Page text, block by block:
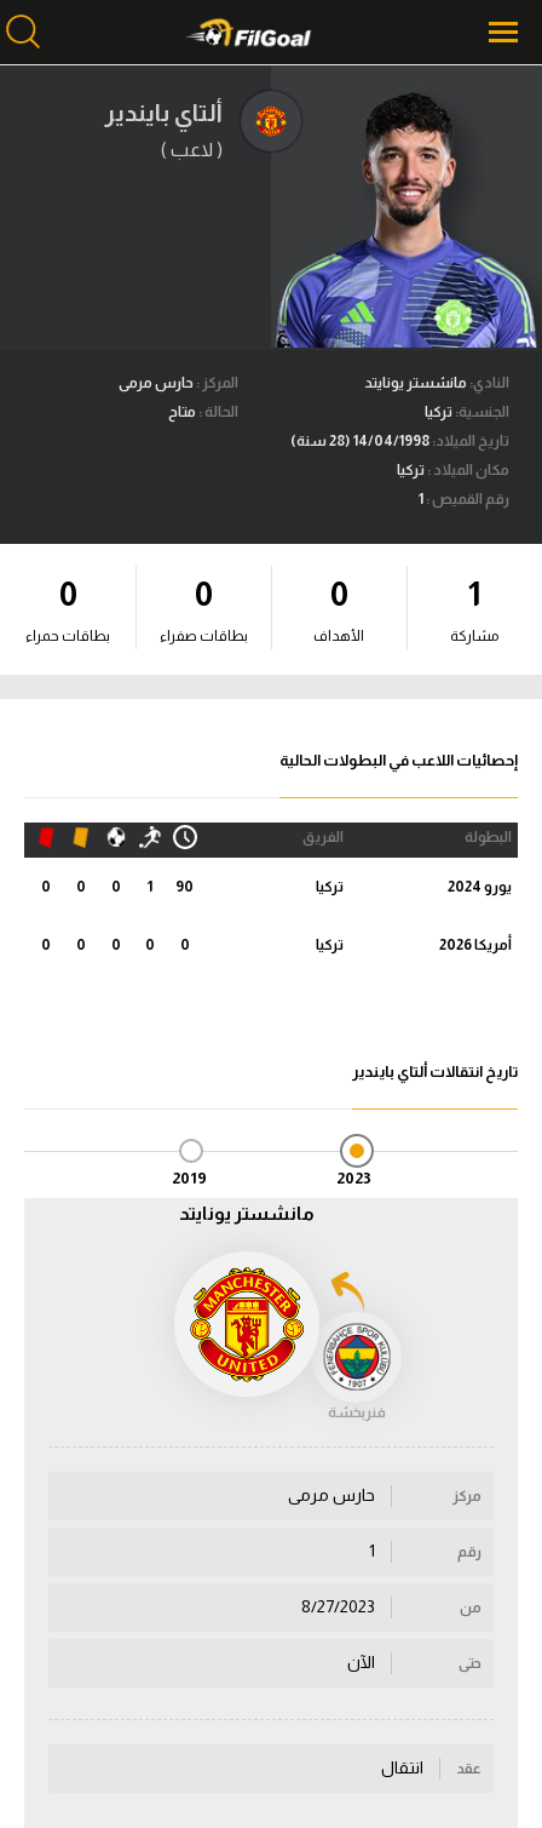
محتوى إخباري
الرئيسية
أخبار
مباريات
ميركاتو
فانتازي في الجول
مسابقة التوقعات
فيديوهات
آراء حرة
ركن الألعاب
الدوري المصري
الدوري الإنجليزي الممتاز
الدوري الفرنسي
الدوري السعودي للمحترفين
دوري أبطال أوروبا
الكرة الإفريقية
منتخب مصر
سعودي في الجول
الدوري الإسباني
ألتاي بايندير
( لاعب )
النادي: مانشستر يونايتد
الجنسية: تركيا
تاريخ الميلاد:
مكان الميلاد : تركيا
رقم القميص :
المركز : حارس مرمى
الحالة : متاح
1
مشاركة
0
الأهداف
0
بطاقات صفراء
0
بطاقات حمراء
إحصائيات اللاعب في البطولات الحالية
البطولة الفريق
يورو 2024 تركيا 90
1
0
0
0
أمريكا 2026 تركيا 0
0
0
0
0
تاريخ انتقالات ألتاي بايندير
2023
2019
مانشستر يونايتد
فنربخشة
مركز حارس مرمى
رقم
من
حتى الآن
عقد انتقال